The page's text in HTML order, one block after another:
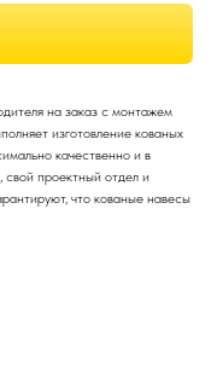
на заказ с монтажем
изготовление кованых
качественно и в
свой проектный отдел и
что кованые навесы